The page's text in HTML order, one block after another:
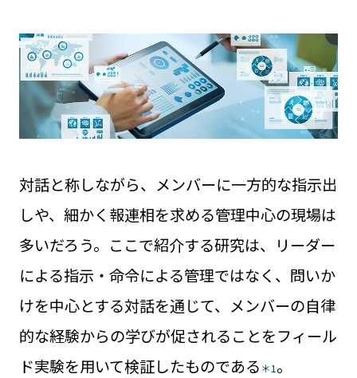
対話と称しながら、メンバーに一方的な指示出
しや、細かく報連相を求める管理中心の現場は
多いだろう。ここで紹介する研究は、リーダー
による指示・命令による管理ではなく、問いか
けを中心とする対話を通じて、メンバーの自律
的な経験からの学びが促されることをフィール
ド実験を用いて検証したものである ＊1。